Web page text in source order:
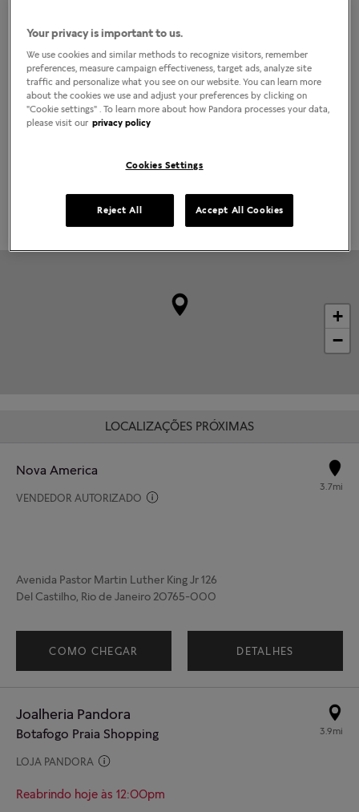
Horário da loja
Segunda-Feira
10:00am-10:00pm
Terça-Feira
10:00am-10:00pm
10:00am-10:00pm
+
−
LOCALIZAÇÕES PRÓXIMAS
Nova America
VENDEDOR AUTORIZADO
3.7mi
Avenida Pastor Martin Luther King Jr 126
Del Castilho, Rio de Janeiro 20765-000
COMO CHEGAR DETALHES
Joalheria Pandora
Botafogo Praia Shopping
LOJA PANDORA
Reabrindo hoje às 12:00pm
3.9mi
Your privacy is important to us.
We use cookies and similar methods to recognize visitors, remember
preferences, measure campaign effectiveness, target ads, analyze site
traffic and personalize what you see on our website. You can learn more
about the cookies we use and adjust your preferences by clicking on
"Cookie settings" . To learn more about how Pandora processes your data,
please visit our privacy policy
Cookies Settings
Reject All Accept All Cookies